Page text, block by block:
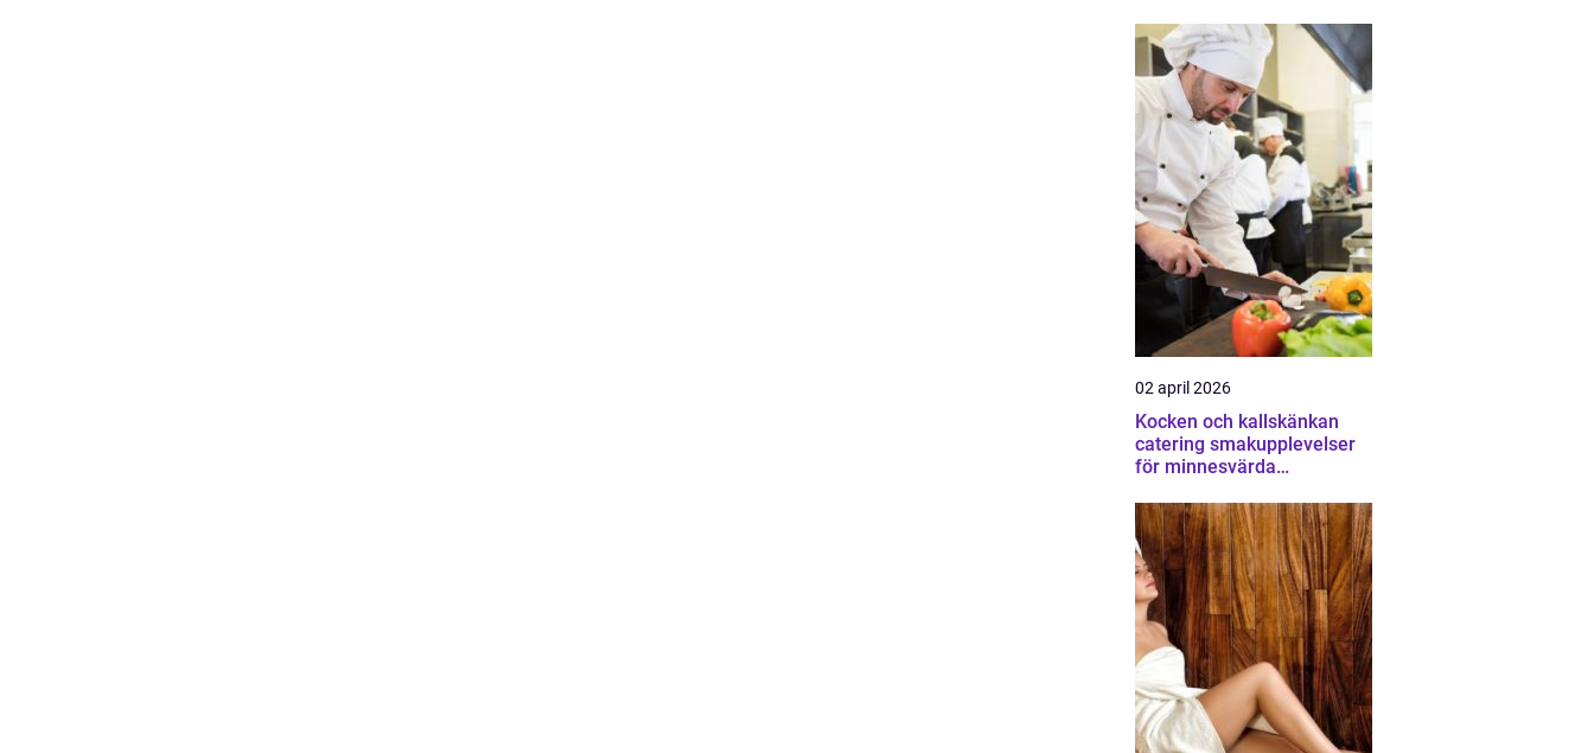
02 april 2026
Kocken och kallskänkan
catering smakupplevelser
för minnesvärda